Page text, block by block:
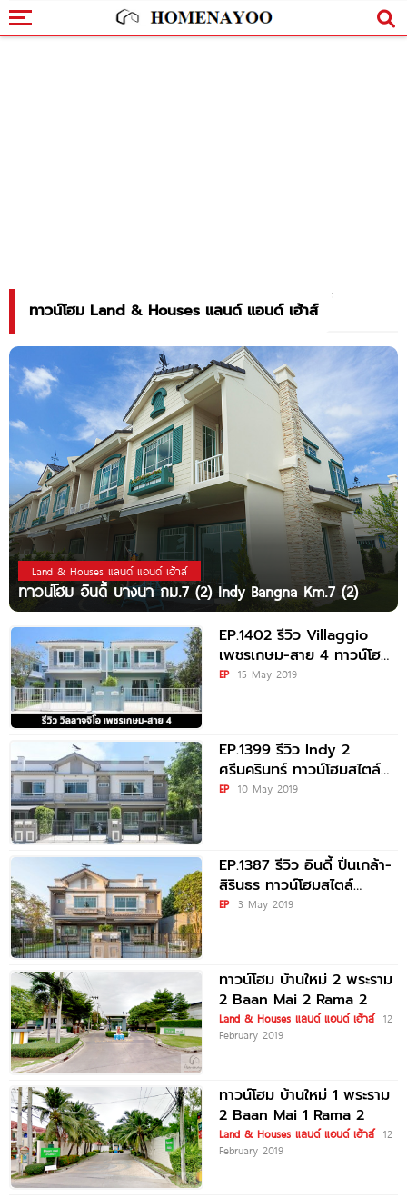
ทาวน์โฮม Land & Houses แลนด์ แอนด์ เฮ้าส์
Land & Houses แลนด์ แอนด์ เฮ้าส์
ทาวน์โฮม อินดี้ บางนา กม.7 (2) Indy Bangna Km.7 (2)
EP.1402 รีวิว Villaggio
เพชรเกษม-สาย 4 ทาวน์โฮม
และบ้านแฝด ราคาเริ่มต้น
EP 15 May 2019
EP.1399 รีวิว Indy 2
ศรีนครินทร์ ทาวน์โฮมสไตล์
อังกฤษ 2 ชั้น ราคาเริ่มต้น
EP 10 May 2019
EP.1387 รีวิว อินดี้ ปิ่นเกล้า-
สิรินธร ทาวน์โฮมสไตล์
อังกฤษ ราคาเริ่มต้น 3.69
EP 3 May 2019
ทาวน์โฮม บ้านใหม่ 2 พระราม
2 Baan Mai 2 Rama 2
Land & Houses แลนด์ แอนด์ เฮ้าส์ 12
February 2019
ทาวน์โฮม บ้านใหม่ 1 พระราม
2 Baan Mai 1 Rama 2
Land & Houses แลนด์ แอนด์ เฮ้าส์ 12
February 2019